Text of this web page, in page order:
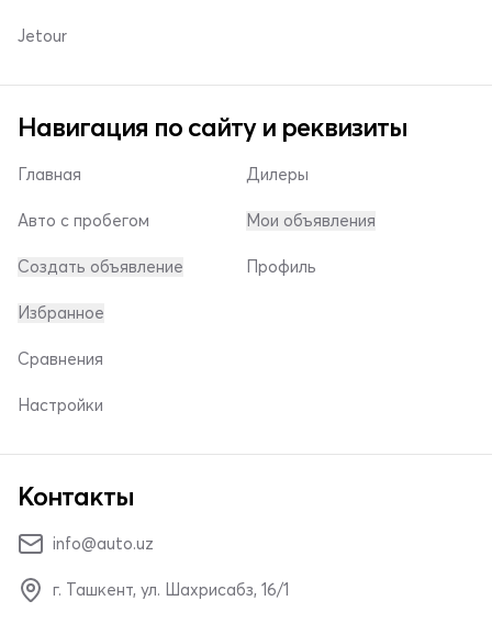
Jetour
Навигация по сайту и реквизиты
Главная
Авто с пробегом
Создать объявление
Дилеры
Мои объявления
Профиль
Избранное
Сравнения
Настройки
Контакты
info@auto.uz
г. Ташкент, ул. Шахрисабз, 16/1